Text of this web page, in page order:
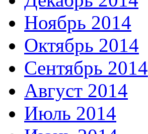
Ноябрь 2014
Октябрь 2014
Сентябрь 2014
Август 2014
Июль 2014